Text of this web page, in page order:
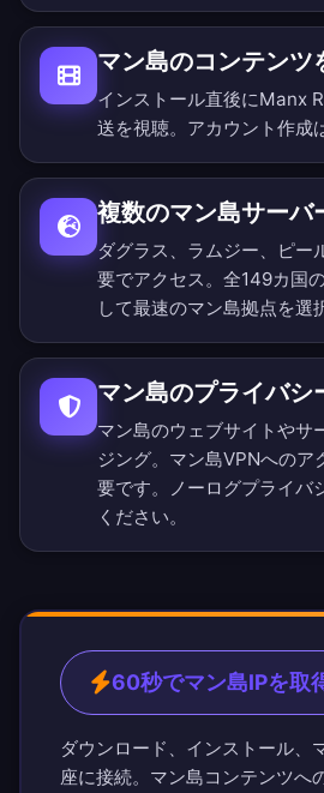
マン島のコンテンツ
インストール直後にManx
送を視聴。アカウント作成
複数のマン島サーバ
ダグラス、ラムジー、ピー
要でアクセス。 全149カ国
して最速のマン島拠点を選
マン島のプライバシ
マン島のウェブサイトやサ
ジング。マン島VPNへのア
要です。
ノーログプライバ
ください。
60秒でマン島IPを取
ダウンロード、インストール、
座に接続。マン島コンテンツへ